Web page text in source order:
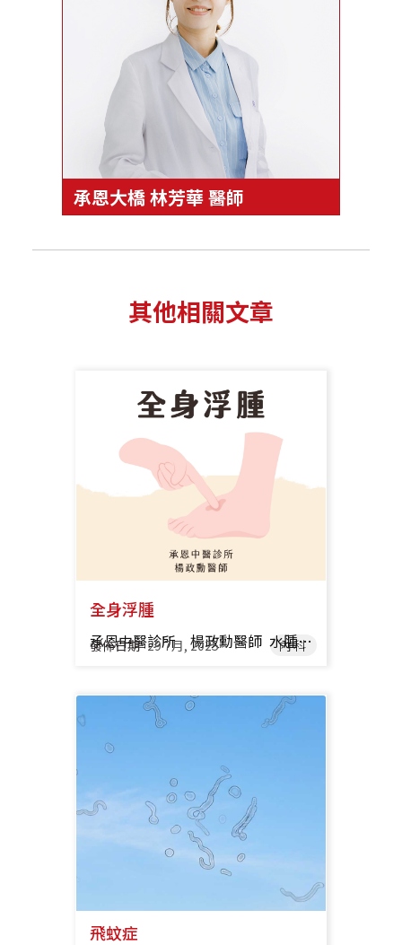
承恩大橋 林芳華 醫師
其他相關文章
內科
全身浮腫
承恩中醫診所 楊政勳醫師 水腫症狀 皮膚按壓沒有光澤、彈性 正常的皮膚在按壓後會馬上回彈，但因為體內多餘的液體壓迫到皮膚組織，導致按壓後皮膚不會馬上回彈，因此我們可以根據按壓深度、皮膚回彈速度，來判斷水腫的嚴重程度。 ✧ 輕微水腫 皮膚按壓後下陷只有2毫米，並且立刻回彈。 ✧ 中度水腫 皮膚按壓後下陷大約4毫米，數秒內才回彈。 ✧ 嚴重水腫 皮膚按壓後下陷大約6毫米，數十秒才回彈，外觀明顯可見下肢腫脹。 ⛧ 立即就醫 皮膚按壓後下陷大約8毫米，沒有回彈且下陷秒數超過20秒。 關節僵硬或疼痛 因為體內堆積過多額外的液體，導致關節周圍的壓力變大、關節活動度受限，而這些組織液也有可能會去壓迫到神經，引發疼痛。 身體局部或全身發生浮腫 好發部位在臉部、四肢，可能會導致眼皮睜不太開、鞋子穿不下、穿著衣物時會感覺到緊繃。 臉部氣色變差 引發水腫的原因通常是作息不正常、飲食過鹹、飲酒過量，或是一些內科疾病，過多水分在臉部、眼睛周圍累積，局部的血液循環不佳、新陳代謝速度變慢，組織缺乏足夠的氧氣跟養分，眼皮周圍、臉頰的顏色會變得暗沈，容易給人疲倦、氣色不好的感覺。 排便習慣改變 假如肚子突然摸起來硬硬脹脹的、便秘、大便解不乾淨的感覺，有可能是腸道出現水腫的情況，會發生的原因主要是大腸的循環不佳，導致腸道吸收過多水分，引起發炎反應，也有可能是腎臟功能失常，導致體內液體的平衡失常，影響消化跟排便功能，若腸道水腫引起的症狀一直沒有改善，建議盡快就醫，請醫師確認水腫的原因。 呼吸困難、容易疲倦 心臟衰竭常會引起身體水腫，因為心臟無法有效的將血液、氧氣輸送到身體各個部位，導致過多的液體堆積在腿部、手部、腹部，不僅外觀看起來是腫脹的，也可能會發生肺部水腫、腸道水腫的症狀，讓人感覺到呼吸困難、疲倦。 西醫觀點 水腫引起的原因可以分為很多層面，包含器官功能異常、循環障礙、局部原因，以下是常見的水腫成因： 心臟衰竭 心臟的功用是把血液往全身輸送，確保身體的血液循環正常，如果心臟功能出現問題，無法順利的輸送血液，血液較難回到心臟，靜脈中的壓力會上升，血液容易堆積在腹部或下半身，形成水腫。 而左心衰竭主要會影響到肺部，形成肺水腫，引起呼吸困難；右心衰竭會阻礙靜脈回流，容易形成下肢水腫，通常心臟衰竭的水腫在下午過後會更明顯，或是長時間站立活動後，症狀可能會加重。 肝臟功能不佳 肝臟負責生成血液中的白蛋白，白蛋白可以維持體內的滲透壓，如果體內的白蛋白不足，容易導致體內血液的滲透壓下降，水分會往血管外面的組織間隙跑，容易形成腹水和下肢水腫，所以如果肝臟功能受損，例如肝硬化或嚴重肝炎，也有可能會導致身體出現水腫症狀。 腎臟功能不佳 腎臟主要處理體內的水分及鈉的平衡，排出身體的多餘液體，當腎功能下降時，例如慢性腎臟病或腎病症候群的患者，腎臟無法有效排出多餘的水分及鈉，導致這些液體在體內堆積，形成下肢、臉部水腫，腎病患者通常還會出現低蛋白血症，進一步加劇水腫的程度。早上出現眼皮或臉部浮腫的情況在腎臟疾病患者中較為常見。 低蛋白血症 像上述提到的，體內過低的白蛋白會引起體液往組織間隙跑，形成水腫，常見引起體內白蛋白含量過低的原因除了肝腎疾病之外，也可能會發生在嚴重營養不良或是蛋白質吸收障礙的患者身上。 毛細血管滲透性增加 毛細血管是體液進出的主要通道，如果毛細血管的滲透壓增加，液體會更容易往組織間隙跑，形成水腫，常見引起毛細血管滲透壓的原因有： ✧ 過敏反應 如蕁麻疹或過敏性血管炎。 ✧ 燒燙傷 大面積燒傷會損傷毛細血管管壁，大量液體會從血管內滲出。 ✧ 感染 常見的如蜂窩性組織炎或局部感染。 靜脈和淋巴循環障礙 正常的情況，身體會透過靜脈和淋巴系統，將組織中的體液回收至血液循環中，因此當這個回收系統出現阻礙時，液體就會累積在組織中，形成水腫，常見的靜脈和淋巴循環障礙如下： ✧ 靜脈曲張 靜脈回流不佳會造成小腿和腳踝持續水腫。 ✧ 深層靜脈血栓 深層靜脈血栓會阻礙血液回流，引起同側腿部出現腫脹和疼痛。 ✧ 淋巴阻塞 如乳癌手術切除淋巴後，容易導致淋巴液無法排出，容易在手臂形成水腫。 妊娠期或是賀爾蒙改變 懷孕時，女性體內的血容量和體重壓力增加，常會出現輕度的下肢水腫，以及月經前，因賀爾蒙的改變，也可能導致體液滯留，出現輕微的水腫症狀。 藥物 ✧ 血壓藥：鈣離子阻斷劑 ✧ 非類固醇抗發炎藥 ✧ 類固醇 ✧ 特定賀爾蒙藥物 中醫觀點 水腫定義 因感受外邪、勞倦內傷，或飲食失調，使津液氣化不利、輸布失常，導致水液滯留，泛溢於肌膚，引起頭面、眼瞼、四肢、腹背，甚至全身浮腫的症狀。 病因病機 人體的水分代謝跟 肺、脾、腎三臟有關，「肺主肅降、通調水道」，「脾主運化」，腎可以溫陽化飲，都是水分代謝相關的路徑，同時也會跟三焦、膀胱有相關。 病因 外 感 勞汗當風 在勞動流汗時吹到風，因為出汗時毛細孔會張開散熱，而中醫觀點的皮毛、毛細孔跟肺有關，在肺的門戶大開之時，受到風寒、風濕的侵襲，容易使得肺的正常生理功能受阻，像是肺的宣化氣機、通調水道、皮毛開合的功能，導致汗液無法正常外泄，且肺氣不能正常肅降，水氣下行受阻，外泛於肌膚，引起水腫。 水濕浸漬 長期處在濕氣重的環境、淋雨、大汗淋漓而不擦乾等等狀況，濕氣會滲注於經絡，壅塞三焦、脾受濕困，導致運化水濕的脾無法正常作用。 內 傷 飲食失節 長期飲食失常、飲酒過量、飲冷太過，都可能導致脾失健運，體內的津液無法正常運化，濕熱就會在體內聚集，引起水腫。 久病勞傷 久病、過度勞役、飢餓，會損傷到脾腎，引起脾腎氣虛，脾氣不足以運化水濕，腎陽、腎氣虛弱無法溫化水飲，因此水飲泛溢，形成水腫。 中醫治療水腫的方法 中 藥 外 感 ▪︎ 症狀：惡風發熱、病程迅速、脈浮。 ▪︎ 治療：使用發汗法來治療，如：越婢（加朮）湯、麻黃連翹赤小豆湯、五苓散。 脾 虛 ▪︎ 症狀：脘腹悶脹、食慾不振、精神不濟、大便黏溏等。 ▪︎ 治療：使用健脾益氣、溫運脾陽的方式來治療，例如：實脾飲、防己黃耆湯。 腎氣虛、腎陽虛 ▪︎ 症狀：常會伴隨腰痠膝軟、怕冷、四肢發冷、夜尿多等症狀。 ▪︎ 治療：使用補腎法來治療，例如：真武湯、金匱腎氣丸。 除上述提到的狀況之外，也會依據引起患者水腫的不同原因，例如：心衰竭、慢性腎病變、肝硬化等等，來加減使用藥物，這部分就需要透過醫師來診斷囉！ ・請由中醫師診斷後開立處方及執行醫療治療行為。 針 灸 依據每個患者的不同證型，在穴位的使用上也會有不同考量： 風寒外襲 ：風池、外關、合谷。 肺氣虛弱 ：合谷、靈骨、大白、太淵。 脾虛濕盛 ：陰陵泉、三陰交、太白、足三里。 腎氣虛弱 ：腎關、復溜、腎俞。 預防水腫飲食及生活習慣 減少鹽分的攝取 鹽中的鈉離子容易引起水分的滯留，因此日常生活中要注意每人每日鈉攝取量應低於2000毫克，建議減少加工食品的攝取，尤其是罐頭食品、醃漬物、泡麵等。 增加鉀的攝取 鉀離子有助於平衡體內的鈉含量，有助於減輕水腫，因此可以適量攝取含鉀食物，例如：香蕉、菠菜、番茄、紅肉，成人每天攝取約3510毫克的鉀含量即可，倘若攝取過量，有可能衍伸出其他健康問題。 ⛧ 若有腎功能問題的患者，在增加含鉀食物攝取前，應諮詢醫師的意見，避免損害到腎功能。 適量補充蛋白質 如雞蛋、豆腐、瘦肉等，維持體內蛋白質含量，避免白蛋白過少、維持血液滲透壓。 充足的水分攝取 雖然水腫是體內液體過多所導致，但每日適量的水分攝取，可以幫助多餘鈉離子及代謝廢物排出，減輕腎臟的負擔，避免水腫加重，但不能以其他飲品，例如：咖啡、茶、含糖飲料來取代水，這樣反而會導致脫水，或身體水分分布不均。 規律運動 運動可以促進體內的血液和淋巴循環，防止多餘的體液持續堆積在局部。 避免久站、久坐，或長時間維持同一個姿勢 久站或久坐會使血液積聚在下肢，導致局部水腫，久坐者，建議每隔40-50分鐘就要起身活動，或是做一些簡單的腿部伸展拉筋，幫助血液回流，而對於久站工作的人，休息時抬高雙腿可以減輕下肢水腫，若狀況允許，高度最好可以高於心臟。 戒酒 若是因為肝臟問題引起水腫的患者，最好可以戒酒，避免酒精持續損害肝臟功能，引起更嚴重的水腫。 調整作息，減少壓力產生 作息不規律以及長時間的壓力，容易導致體內賀爾蒙的不穩定，以及體內皮質醇的濃度升高，也會導致水腫產生，因此規律的作息及適當的壓力管理、抒發，也能幫助減少水腫的產生。 壓力襪 對於容易下肢水腫的人，穿著壓力襪可以幫忙靜脈血液回流，可以預防和減緩腿部的腫脹，因此久坐或久站時可以使用。 若是輕微的水腫，我們平時也可以透過飲用一些茶飲來利水消腫，例如：薏仁水、玉米鬚茶，或是五皮飲（五加皮、地骨皮、生薑皮、大腹皮、茯苓皮）為基底下去煮的茶飲。 臨床上有許多不同的情況會引起水腫，輕症可以透過飲用一些茶飲就可以消除，重症則需要針藥並治才能控制，因此，找出引起水腫的背後原因才是治療的關鍵之處，像是肝功能失調、腎病症候群就必須先從肝功能、腎功能調整，水腫的治療效果才會好，並非一味的利水消腫，是起不了太大的作用的，而鑑別診斷的工作就必須要交給醫師來執行囉！ 水腫的常見問題FAQ 1. 水腫是不是體內濕氣太重引起的？ 並不完全是的，的確如果脾氣太虛，水濕的運化功能變差，就有可能導致體內的水分輸布不均，濕氣聚集，但水腫也有可能是因為外感風邪、心氣不足、腎陽虛衰所導致，因此治療方式並非單單只有健脾利濕這個方式喔！ 2. 水腫也能靠針灸治療嗎？ 可以的，臨床上水腫分為許多不同的證型，像是常見的脾腎氣虛，可以針刺三陰交、陰陵泉、腎關、復溜，若是心氣不足，可以針刺神門、內關等補心氣的穴道，來加強血液的輸送，如果是表氣閉鬱，就可以用合谷、外關、風池等穴道來解表宣肺，門診中其實針灸也是一項治療水腫的好方法。 3. 水腫喝玉米鬚茶、薏苡仁水，怎麼對於消水腫都沒什麼效果？ 就像前面所敘述，水腫分為很多證型，並非只有脾虛濕盛這一種，因此還是要針對患者的證型治療，效果才會好，而且茶飲只是針對輕症水腫的患者一種輔助治療，主要的治療還是要透過服藥及針灸，才會顯效。 推薦醫師 承恩總院 楊政勳 醫師 承恩總院 李彥禛 醫師 承恩大橋 林芳華 醫師 承恩大橋 周子雅 醫師 承恩和緯 莊佩蓁 醫師 承恩和緯 張永慶 醫師
發佈日期 29 7月, 2025
飛蚊症